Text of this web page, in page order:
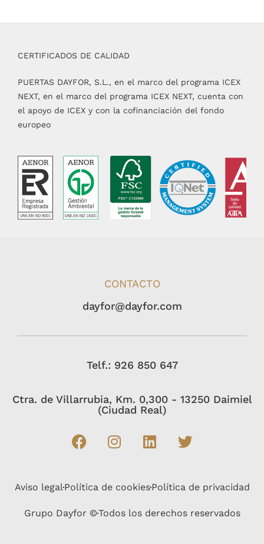
CERTIFICADOS DE CALIDAD
PUERTAS DAYFOR, S.L., en el marco del programa ICEX
NEXT, en el marco del programa ICEX NEXT, cuenta con
el apoyo de ICEX y con la cofinanciación del fondo
europeo
CONTACTO
dayfor@dayfor.com
Telf.: 926 850 647
Ctra. de Villarrubia, Km. 0,300 - 13250 Daimiel
(Ciudad Real)
Aviso legalPolítica de cookiesPolítica de privacidad
Grupo Dayfor ©Todos los derechos reservados